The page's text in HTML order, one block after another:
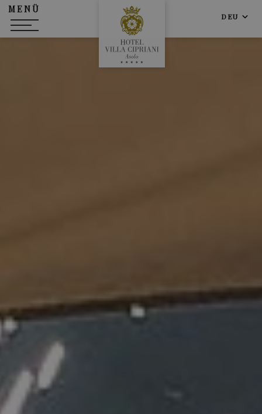
MENÜ
DEU